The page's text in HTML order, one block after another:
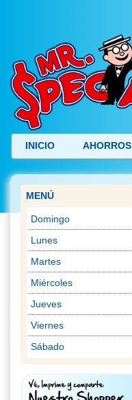
INICIO AHORROS
MENÚ
Domingo
Lunes
Martes
Miércoles
Jueves
Viernes
Sábado